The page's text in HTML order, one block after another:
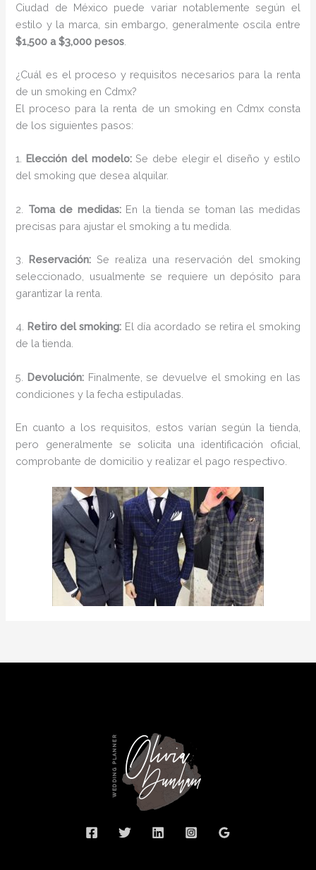
Ciudad de México puede variar notablemente según el
estilo y la marca, sin embargo, generalmente oscila entre
$1,500 a $3,000 pesos
¿Cuál es el proceso y requisitos necesarios para la renta
de un smoking en Cdmx?
El proceso para la renta de un smoking en Cdmx consta
de los siguientes pasos:
1. Elección del modelo:Se debe elegir el diseño y estilo
del smoking que desea alquilar.
2. Toma de medidas:En la tienda se toman las medidas
precisas para ajustar el smoking a tu medida.
3. Reservación: Se realiza una reservación del smoking
seleccionado, usualmente se requiere un depósito para
garantizar la renta.
4. Retiro del smoking: El día acordado se retira el smoking
de la tienda.
5. Devolución: Finalmente, se devuelve el smoking en las
condiciones y la fecha estipuladas.
En cuanto a los requisitos, estos varían según la tienda,
pero generalmente se solicita una identificación oficial,
comprobante de domicilio y realizar el pago respectivo.